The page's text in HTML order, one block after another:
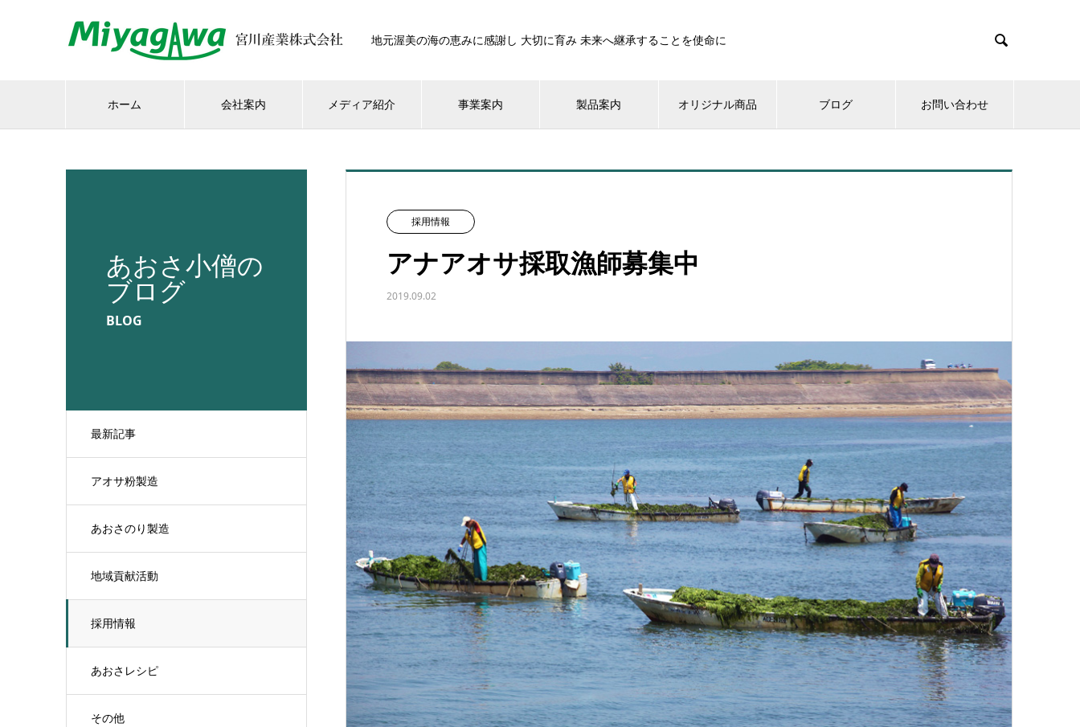
地元渥美の海の恵みに感謝し 大切に育み 未来へ継承することを使命に 
ホーム 会社案内 メディア紹介 事業案内 製品案内 オリジナル商品 ブログ お問い合わせ
あおさ小僧の
ブログ
BLOG
最新記事
アオサ粉製造
あおさのり製造
地域貢献活動
採用情報
あおさレシピ
その他
採用情報
アナアオサ採取漁師募集中
2019.09.02